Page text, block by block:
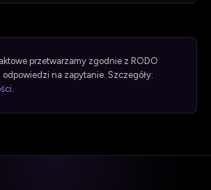
przetwarzamy zgodnie z RODO
na zapytanie. Szczegóły:
.